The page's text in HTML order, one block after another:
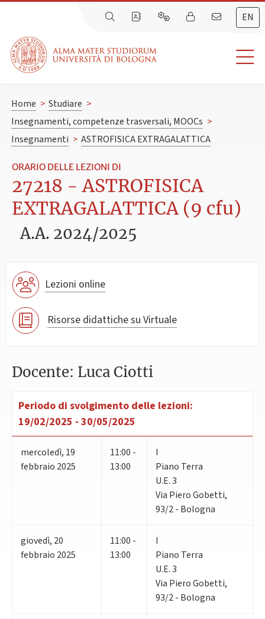
EN
Home > Studiare >
Insegnamenti, competenze trasversali, MOOCs >
Insegnamenti > ASTROFISICA EXTRAGALATTICA
ORARIO DELLE LEZIONI DI
27218 - ASTROFISICA
EXTRAGALATTICA (9 cfu)
A.A. 2024/2025
Lezioni online
Risorse didattiche su Virtuale
Docente: Luca Ciotti
Periodo di svolgimento delle lezioni:
19/02/2025 - 30/05/2025
mercoledì, 19
febbraio 2025
11:00 -
13:00
I
Piano Terra
U.E. 3
Via Piero Gobetti,
93/2 - Bologna
giovedì, 20
febbraio 2025
11:00 -
13:00
I
Piano Terra
U.E. 3
Via Piero Gobetti,
93/2 - Bologna